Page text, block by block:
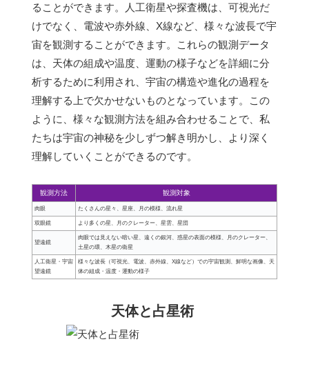
ることができます。人工衛星や探査機は、可視光だ
けでなく、電波や赤外線、X線など、様々な波長で宇
宙を観測することができます。これらの観測データ
は、天体の組成や温度、運動の様子などを詳細に分
析するために利用され、宇宙の構造や進化の過程を
理解する上で欠かせないものとなっています。この
ように、様々な観測方法を組み合わせることで、私
たちは宇宙の神秘を少しずつ解き明かし、より深く
理解していくことができるのです。
観測方法 観測対象
肉眼 たくさんの星々、星座、月の模様、流れ星
双眼鏡 より多くの星、月のクレーター、星雲、星団
望遠鏡
肉眼では見えない暗い星、遠くの銀河、惑星の表面の模様、月のクレーター、
土星の環、木星の衛星
人工衛星・宇宙
望遠鏡
様々な波長（可視光、電波、赤外線、X線など）での宇宙観測、鮮明な画像、天
体の組成・温度・運動の様子
天体と占星術